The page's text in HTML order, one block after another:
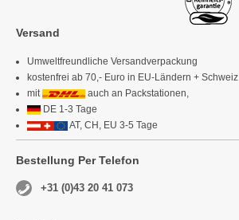
Versand
Umweltfreundliche Versandverpackung
kostenfrei ab 70,- Euro in EU-Ländern + Schweiz
mit
auch an Packstationen,
DE 1-3 Tage
AT, CH, EU 3-5 Tage
Bestellung Per Telefon
+31 (0)43 20 41 073